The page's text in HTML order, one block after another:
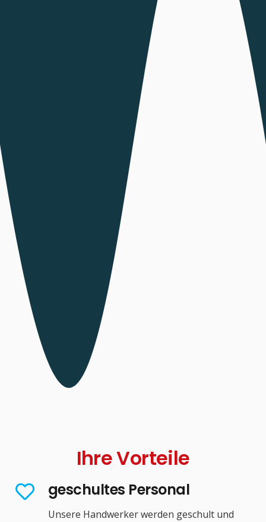
Ihre Vorteile
geschultes Personal
Unsere Handwerker werden geschult und